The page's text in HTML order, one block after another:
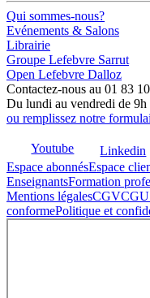
Qui sommes-nous?
Evénements & Salons
Librairie
Groupe Lefebvre Sarrut
Open Lefebvre Dalloz
Contactez-nous au 01 83
Du lundi au vendredi de 9h
ou remplissez notre
Youtube
Linkedin
Espace abonnésEspace
EnseignantsFormation
Mentions légalesCGVCGU
conformePolitique et